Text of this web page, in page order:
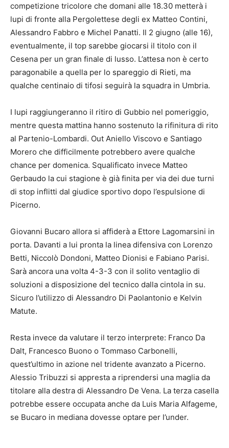
competizione tricolore che domani alle 18.30 metterà i
lupi di fronte alla Pergolettese degli ex Matteo Contini,
Alessandro Fabbro e Michel Panatti. Il 2 giugno (alle 16),
eventualmente, il top sarebbe giocarsi il titolo con il
Cesena per un gran finale di lusso. L’attesa non è certo
paragonabile a quella per lo spareggio di Rieti, ma
qualche centinaio di tifosi seguirà la squadra in Umbria.
I lupi raggiungeranno il ritiro di Gubbio nel pomeriggio,
mentre questa mattina hanno sostenuto la rifinitura di rito
al Partenio-Lombardi. Out Aniello Viscovo e Santiago
Morero che difficilmente potrebbero avere qualche
chance per domenica. Squalificato invece Matteo
Gerbaudo la cui stagione è già finita per via dei due turni
di stop inflitti dal giudice sportivo dopo l’espulsione di
Picerno.
Giovanni Bucaro allora si affiderà a Ettore Lagomarsini in
porta. Davanti a lui pronta la linea difensiva con Lorenzo
Betti, Niccolò Dondoni, Matteo Dionisi e Fabiano Parisi.
Sarà ancora una volta 4-3-3 con il solito ventaglio di
soluzioni a disposizione del tecnico dalla cintola in su.
Sicuro l’utilizzo di Alessandro Di Paolantonio e Kelvin
Matute.
Resta invece da valutare il terzo interprete: Franco Da
Dalt, Francesco Buono o Tommaso Carbonelli,
quest’ultimo in azione nel tridente avanzato a Picerno.
Alessio Tribuzzi si appresta a riprendersi una maglia da
titolare alla destra di Alessandro De Vena. La terza casella
potrebbe essere occupata anche da Luis Maria Alfageme,
se Bucaro in mediana dovesse optare per l’under.